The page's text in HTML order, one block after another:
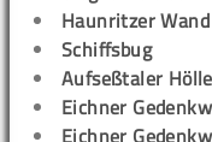
Haunritzer
Schiffsbug
Aufseßtaler
Eichner
Eichner